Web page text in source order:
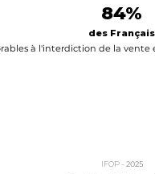
84%
des Français
à l'interdiction de la vente
IFOP - 2025